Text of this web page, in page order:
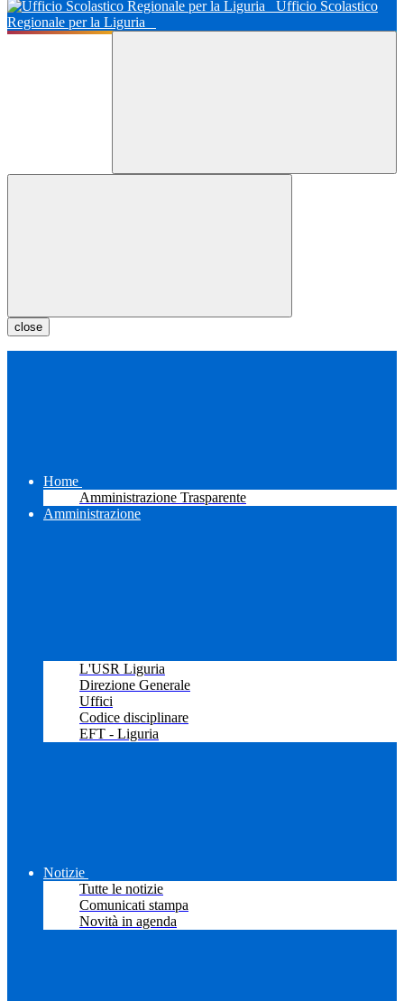
Ufficio Scolastico
Regionale per la Liguria
close
Home
Amministrazione Trasparente
Amministrazione
L'USR Liguria
Direzione Generale
Uffici
Codice disciplinare
EFT - Liguria
Notizie
Tutte le notizie
Comunicati stampa
Novità in agenda